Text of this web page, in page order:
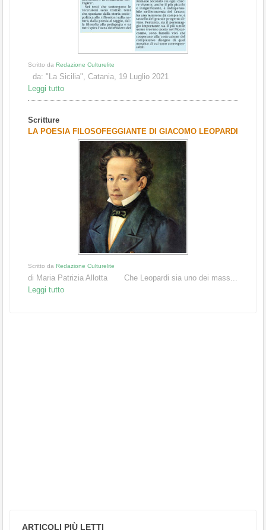
Scritto da Redazione Culturelite
da: "La Sicilia", Catania, 19 Luglio 2021
Leggi tutto
Scritture
LA POESIA FILOSOFEGGIANTE DI GIACOMO LEOPARDI
Scritto da Redazione Culturelite
di Maria Patrizia Allotta Che Leopardi sia uno dei mass...
Leggi tutto
ARTICOLI PIÙ LETTI